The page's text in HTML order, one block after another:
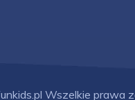
Wszelkie prawa